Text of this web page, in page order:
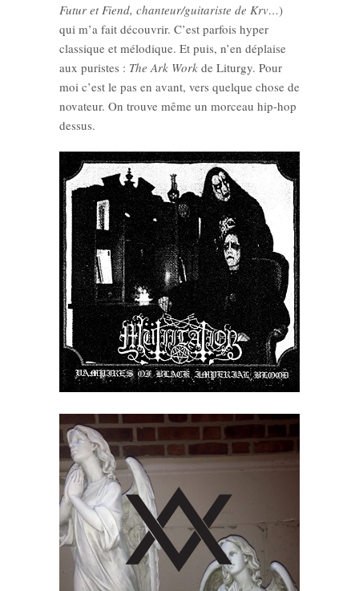
Futur et Fiend, chanteur/guitariste de Krv…)
qui m’a fait découvrir. C’est parfois hyper
classique et mélodique. Et puis, n’en déplaise
aux puristes : The Ark Work de Liturgy. Pour
moi c’est le pas en avant, vers quelque chose de
novateur. On trouve même un morceau hip-hop
dessus.